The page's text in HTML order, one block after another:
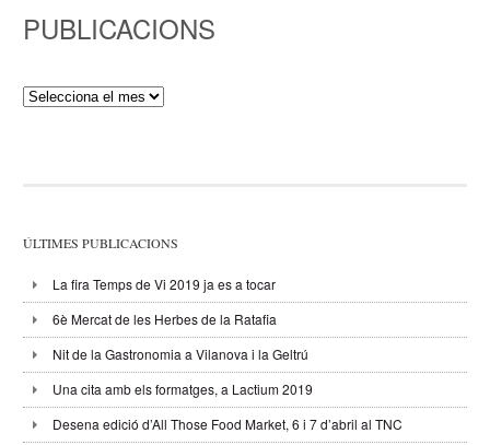
PUBLICACIONS
Publicacions
ÚLTIMES PUBLICACIONS
La fira Temps de Vi 2019 ja es a tocar
6è Mercat de les Herbes de la Ratafia
Nit de la Gastronomia a Vilanova i la Geltrú
Una cita amb els formatges, a Lactium 2019
Desena edició d’All Those Food Market, 6 i 7 d’abril al TNC